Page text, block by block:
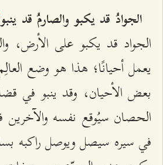
الجوادُ قد يكبو والصارمُ قد ينبو
الجواد قد يكبو على الأرض،
يعمل أحيانًا؛ هذا هو وضع
بعض الأحيان، وقد ينبو في
الحصان سيُوقع نفسه
في سيره سيصل ويوصل راكبه